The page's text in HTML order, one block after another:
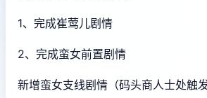
1、完成崔莺儿剧情
2、完成蛮女前置剧情
新增蛮女支线剧情（码头商人士处触发